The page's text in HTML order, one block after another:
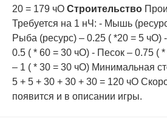
20 = 179 чО Строительство
Требуется на 1 нЧ: - Мышь
Рыба (ресурс) – 0.25 ( *20 = 5 чО)
0.5 ( * 60 = 30 чО) - Песок – 0.75 (
– 1 ( * 30 = 30 чО) Минимальная
5 + 5 + 30 + 30 + 30 = 120 чО
появится и в описании игры.